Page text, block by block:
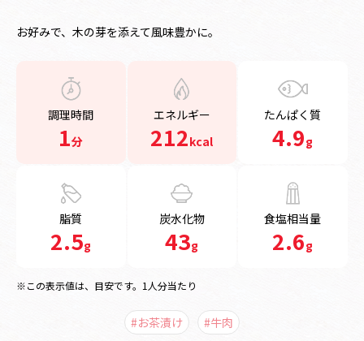
お好みで、木の芽を添えて風味豊かに。
調理時間
1分
エネルギー
212kcal
たんぱく質
4.9g
脂質
2.5g
炭水化物
43g
食塩相当量
2.6g
※この表示値は、目安です。1人分当たり
#お茶漬け #牛肉